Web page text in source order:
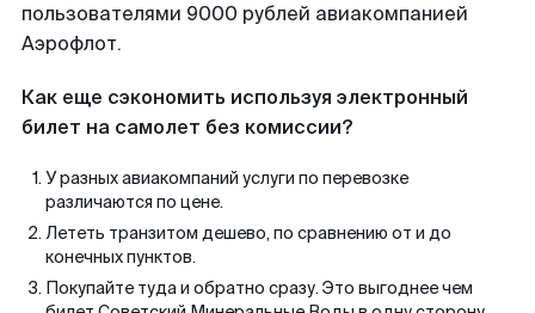
пользователями 9000 рублей авиакомпанией
Аэрофлот.
Как еще сэкономить используя электронный
билет на самолет без комиссии?
У разных авиакомпаний услуги по перевозке
различаются по цене.
Лететь транзитом дешево, по сравнению от и до
конечных пунктов.
Покупайте туда и обратно сразу. Это выгоднее чем